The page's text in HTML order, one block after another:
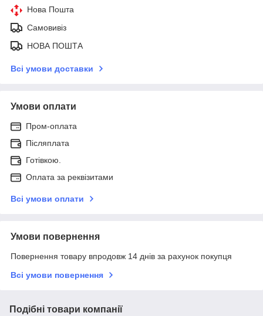
Нова Пошта
Самовивіз
НОВА ПОШТА
Всі умови доставки
Умови оплати
Пром-оплата
Післяплата
Готівкою.
Оплата за реквізитами
Всі умови оплати
Умови повернення
Повернення товару впродовж 14 днів за рахунок покупця
Всі умови повернення
Подібні товари компанії